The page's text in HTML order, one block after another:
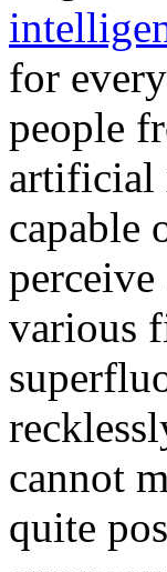
for
people
artificial
capable
various
cannot
quite